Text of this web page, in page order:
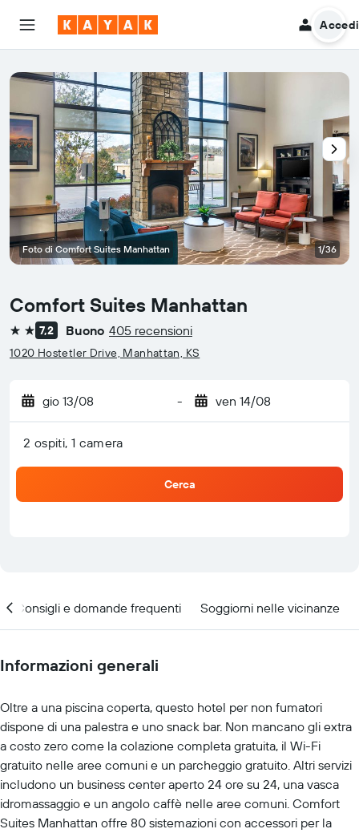
Accedi
Comfort Suites Manhattan
2 stelle
7,2 Buono 405 recensioni
1020 Hostetler Drive, Manhattan, KS
gio 13/08 - ven 14/08
2 ospiti, 1 camera
Cerca
Foto di Comfort Suites Manhattan 1/36
Consigli e domande frequenti Soggiorni nelle vicinanze
Informazioni generali
Oltre a una piscina coperta, questo hotel per non fumatori
dispone di una palestra e uno snack bar. Non mancano gli extra
a costo zero come la colazione completa gratuita, il Wi-Fi
gratuito nelle aree comuni e un parcheggio gratuito. Altri servizi
includono un business center aperto 24 ore su 24, una vasca
idromassaggio e un angolo caffè nelle aree comuni. Comfort
Suites Manhattan offre 80 sistemazioni con accessori per la